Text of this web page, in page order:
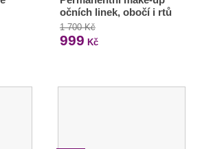
očních linek, obočí i rtů
1 700 Kč
999 Kč